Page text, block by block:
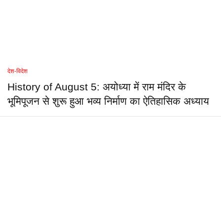
देश-विदेश
History of August 5: अयोध्या में राम मंदिर के
भूमिपूजन से शुरू हुआ भव्य निर्माण का ऐतिहासिक अध्याय